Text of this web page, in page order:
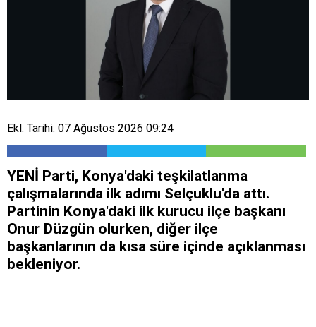
Ekl. Tarihi: 07 Ağustos 2026 09:24
YENİ Parti, Konya'daki teşkilatlanma
çalışmalarında ilk adımı Selçuklu'da attı.
Partinin Konya'daki ilk kurucu ilçe başkanı
Onur Düzgün olurken, diğer ilçe
başkanlarının da kısa süre içinde açıklanması
bekleniyor.